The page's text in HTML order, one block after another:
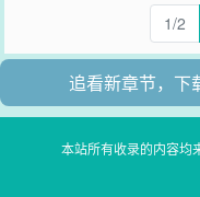
1/2
追看新章节，下
本站所有收录的内容均